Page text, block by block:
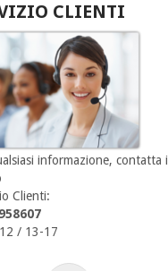
CLIENTI
informazione, contatta il
Clienti:
/ 13-17